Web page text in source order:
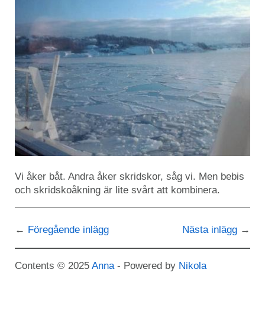
Vi åker båt. Andra åker skridskor, såg vi. Men bebis
och skridskoåkning är lite svårt att kombinera.
Föregående inlägg Nästa inlägg
Contents © 2025 Anna- Powered by Nikola